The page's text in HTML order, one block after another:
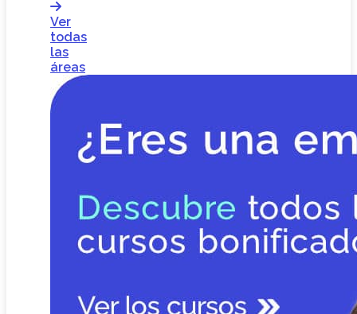
Ver
todas
las
áreas